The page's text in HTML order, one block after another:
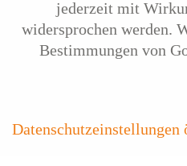
jederzeit mit
widersprochen werden.
Bestimmungen von
Datenschutzeinstellungen